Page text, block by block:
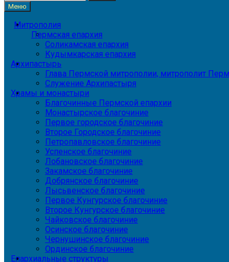
Меню
Митрополия
Пермская епархия
Соликамская епархия
Кудымкарская епархия
Архипастырь
Глава Пермской митрополии, митрополит
Служение Архипастыря
Храмы и монастыри
Благочинные Пермской епархии
Монастырское благочиние
Первое городское благочиние
Второе Городское благочиние
Петропавловское благочиние
Успенское благочиние
Лобановское благочиние
Закамское благочиние
Добрянское благочиние
Лысьвенское благочиние
Первое Кунгурское благочиние
Второе Кунгурское благочиние
Чайковское благочиние
Осинское благочиние
Чернушинское благочиние
Ординское благочиние
Епархиальные структуры